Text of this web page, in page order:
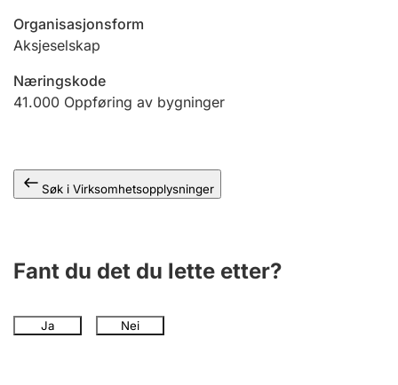
Ektepaktveileder
Offentlig sektor
Organisasjonsform
Aksjeselskap
Næringskode
41.000 Oppføring av bygninger
Søk i Virksomhetsopplysninger
Fant du det du lette etter?
Ja Nei